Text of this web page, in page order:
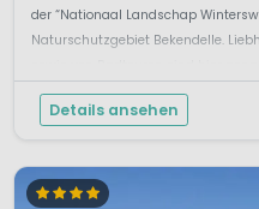
der “Nationaal Landschap
Naturschutzgebiet Bekendelle.
Details ansehen